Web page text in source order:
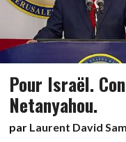
Pour Israël.
Netanyahou.
par Laurent David